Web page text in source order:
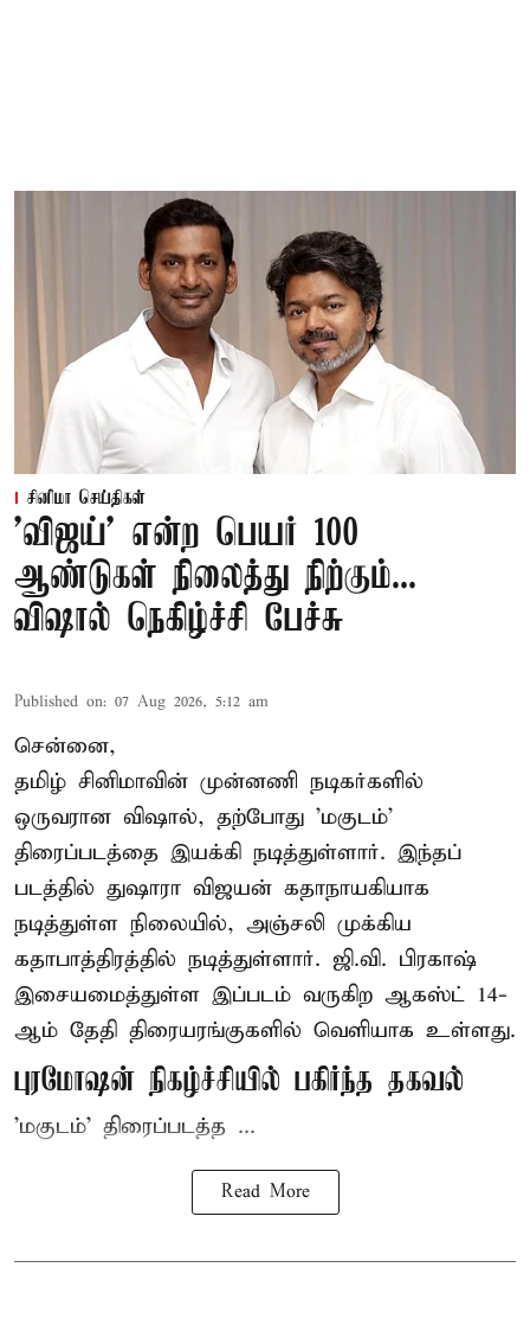
சினிமா செய்திகள்
'விஜய்' என்ற பெயர் 100
ஆண்டுகள் நிலைத்து நிற்கும்...
விஷால் நெகிழ்ச்சி பேச்சு
Published on: 07 Aug 2026, 5:12 am
சென்னை,
தமிழ் சினிமாவின் முன்னணி நடிகர்களில்
ஒருவரான விஷால், தற்போது 'மகுடம்'
திரைப்படத்தை இயக்கி நடித்துள்ளார். இந்தப்
படத்தில் துஷாரா விஜயன் கதாநாயகியாக
நடித்துள்ள நிலையில், அஞ்சலி முக்கிய
கதாபாத்திரத்தில் நடித்துள்ளார். ஜி.வி. பிரகாஷ்
இசையமைத்துள்ள இப்படம் வருகிற ஆகஸ்ட் 14-
ஆம் தேதி திரையரங்குகளில் வெளியாக உள்ளது.
புரமோஷன் நிகழ்ச்சியில் பகிர்ந்த தகவல்
'மகுடம்' திரைப்படத்த ...
Read More